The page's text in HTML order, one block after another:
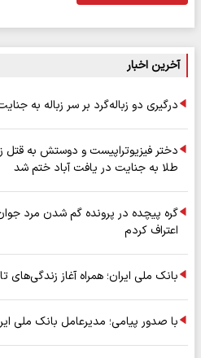
آخرین اخبار
درگیری دو زباله‌گرد بر سر زباله به
دختر فیزیوتراپیست و دوستش به قتل
طلا به جنایت در یافت آباد ختم شد
گره پیچده در پرونده گم شدن مرد
اعتراف کردم
بانک ملی ایران؛ همراه آغاز زندگی‌های
با صدور پیامی؛ مدیرعامل بانک ملی